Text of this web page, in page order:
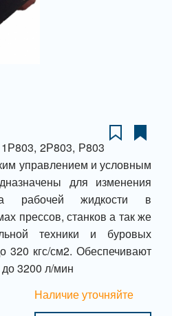
1Р803, 2Р803, Р803
управлением и условным
для изменения
рабочей жидкости в
прессов, станков а так же
техники и буровых
320 кгс/см2. Обеспечивают
3200 л/мин
Наличие уточняйте